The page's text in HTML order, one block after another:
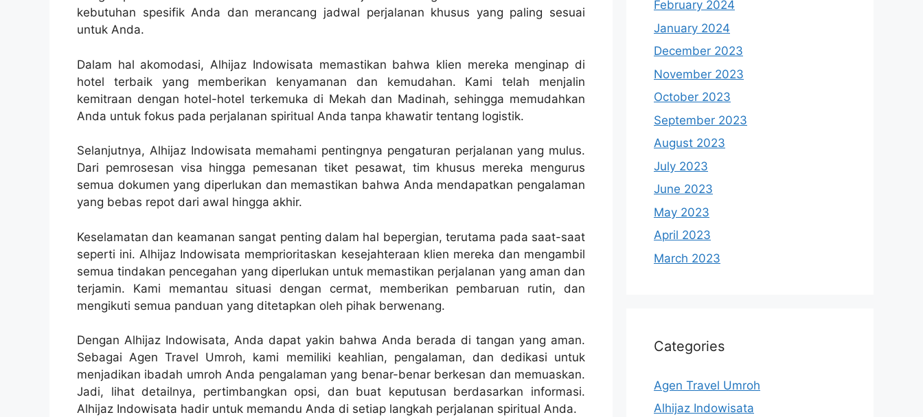
kebutuhan spesifik Anda dan merancang jadwal perjalanan khusus yang paling sesuai
untuk Anda.
Dalam hal akomodasi, Alhijaz Indowisata memastikan bahwa klien mereka menginap di
hotel terbaik yang memberikan kenyamanan dan kemudahan. Kami telah menjalin
kemitraan dengan hotel-hotel terkemuka di Mekah dan Madinah, sehingga memudahkan
Anda untuk fokus pada perjalanan spiritual Anda tanpa khawatir tentang logistik.
Selanjutnya, Alhijaz Indowisata memahami pentingnya pengaturan perjalanan yang mulus.
Dari pemrosesan visa hingga pemesanan tiket pesawat, tim khusus mereka mengurus
semua dokumen yang diperlukan dan memastikan bahwa Anda mendapatkan pengalaman
yang bebas repot dari awal hingga akhir.
Keselamatan dan keamanan sangat penting dalam hal bepergian, terutama pada saat-saat
seperti ini. Alhijaz Indowisata memprioritaskan kesejahteraan klien mereka dan mengambil
semua tindakan pencegahan yang diperlukan untuk memastikan perjalanan yang aman dan
terjamin. Kami memantau situasi dengan cermat, memberikan pembaruan rutin, dan
mengikuti semua panduan yang ditetapkan oleh pihak berwenang.
Dengan Alhijaz Indowisata, Anda dapat yakin bahwa Anda berada di tangan yang aman.
Sebagai Agen Travel Umroh, kami memiliki keahlian, pengalaman, dan dedikasi untuk
menjadikan ibadah umroh Anda pengalaman yang benar-benar berkesan dan memuaskan.
Jadi, lihat detailnya, pertimbangkan opsi, dan buat keputusan berdasarkan informasi.
Alhijaz Indowisata hadir untuk memandu Anda di setiap langkah perjalanan spiritual Anda.
February 2024
January 2024
December 2023
November 2023
October 2023
September 2023
August 2023
July 2023
June 2023
May 2023
April 2023
March 2023
Categories
Agen Travel Umroh
Alhijaz Indowisata